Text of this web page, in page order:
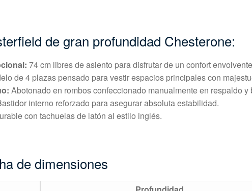
de gran profundidad Chesterone:
74 cm libres de asiento para disfrutar de un confort
de 4 plazas pensado para vestir espacios principales con
Abotonado en rombos confeccionado manualmente en respaldo y
interno reforzado para asegurar absoluta estabilidad.
con tachuelas de latón al estilo inglés.
de dimensiones